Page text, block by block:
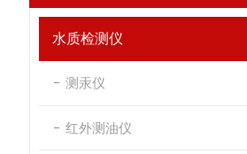
水质检测仪
测汞仪
红外测油仪